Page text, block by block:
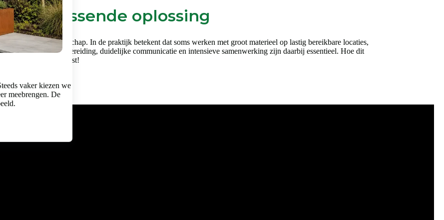
vaker kiezen we
meebrengen. De
een passende oplossing
vraagt om vakmanschap. In de praktijk betekent dat soms werken met groot materieel op lastig bereikbare locaties,
Een goede voorbereiding, duidelijke communicatie en intensieve samenwerking zijn daarbij essentieel. Hoe dit
in het filmpje hiernaast!